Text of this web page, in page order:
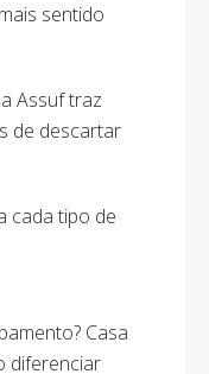
sentido
Assuf traz
de descartar
cada tipo de
Casa
diferenciar